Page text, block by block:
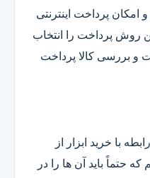
امکان پرداخت اینترنتی
روش پرداخت را انتخاب
و بررسی کالا پرداخت
با خرید ابزار از
حتماً باید آن ها را در